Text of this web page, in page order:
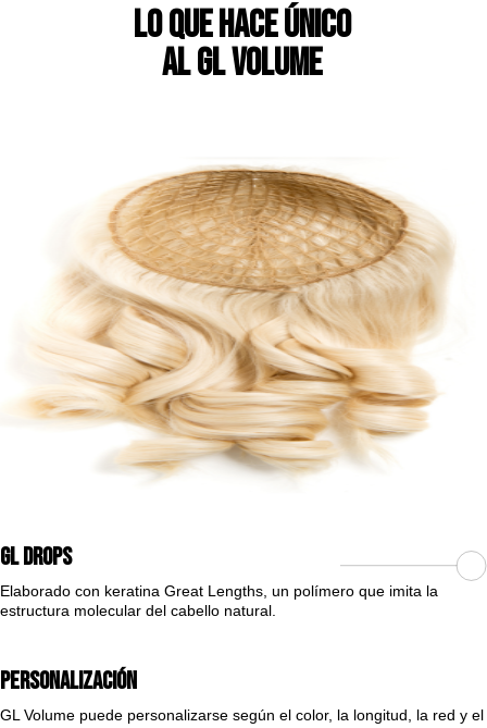
Lo que hace único
al GL Volume
GL Drops
Elaborado con keratina Great Lengths, un polímero que imita la
estructura molecular del cabello natural.
Personalización
GL Volume puede personalizarse según el color, la longitud, la red y el